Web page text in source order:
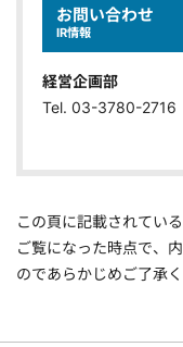
お問い合わせ
IR情報
経営企画部
Tel. 03-3780-
この頁に記載されてい
ご覧になった時点で、
のであらかじめご了承く